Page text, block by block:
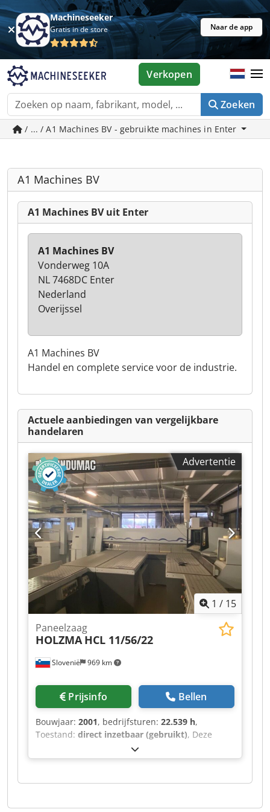
Machineseeker
Gratis in de store Naar de app
Zoeken
Verkopen
/ ... / A1 Machines BV - gebruikte machines in Enter
A1 Machines BV
A1 Machines BV uit Enter
A1 Machines BV
Handel en complete service voor de industrie.
A1 Machines BV
Vonderweg 10A
NL 7468DC Enter
Nederland
Overijssel
Actuele aanbiedingen van vergelijkbare
handelaren
Advertentie
1 / 15
Slovenië 969 km
Paneelzaag
HOLZMA HCL 11/56/22
Prijsinfo Bellen
Bouwjaar: 2001, bedrijfsturen: 22.539 h,
Toestand: direct inzetbaar (gebruikt), Deze
HOLZMA HCL 11/56/22 is geproduceerd in 2001.
Het beschikt over een maximale plaatmaat van
mm voor longitudinaal zagen. Het zaagblad